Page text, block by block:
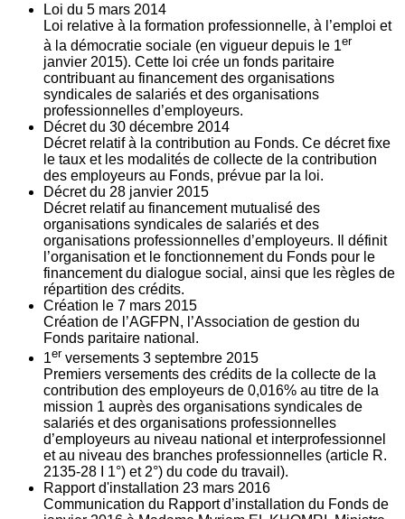
Loi du 5 mars 2014
Loi relative à la formation professionnelle, à l’emploi et
à la démocratie sociale (en vigueur depuis le 1er
janvier 2015). Cette loi crée un fonds paritaire
contribuant au financement des organisations
syndicales de salariés et des organisations
professionnelles d’employeurs.
Décret du 30 décembre 2014
Décret relatif à la contribution au Fonds. Ce décret fixe
le taux et les modalités de collecte de la contribution
des employeurs au Fonds, prévue par la loi.
Décret du 28 janvier 2015
Décret relatif au financement mutualisé des
organisations syndicales de salariés et des
organisations professionnelles d’employeurs. Il définit
l’organisation et le fonctionnement du Fonds pour le
financement du dialogue social, ainsi que les règles de
répartition des crédits.
Création le 7 mars 2015
Création de l’AGFPN, l’Association de gestion du
Fonds paritaire national.
1er versements 3 septembre 2015
Premiers versements des crédits de la collecte de la
contribution des employeurs de 0,016% au titre de la
mission 1 auprès des organisations syndicales de
salariés et des organisations professionnelles
d’employeurs au niveau national et interprofessionnel
et au niveau des branches professionnelles (article R.
2135‐28 I 1°) et 2°) du code du travail).
Rapport d'installation 23 mars 2016
Communication du Rapport d’installation du Fonds de